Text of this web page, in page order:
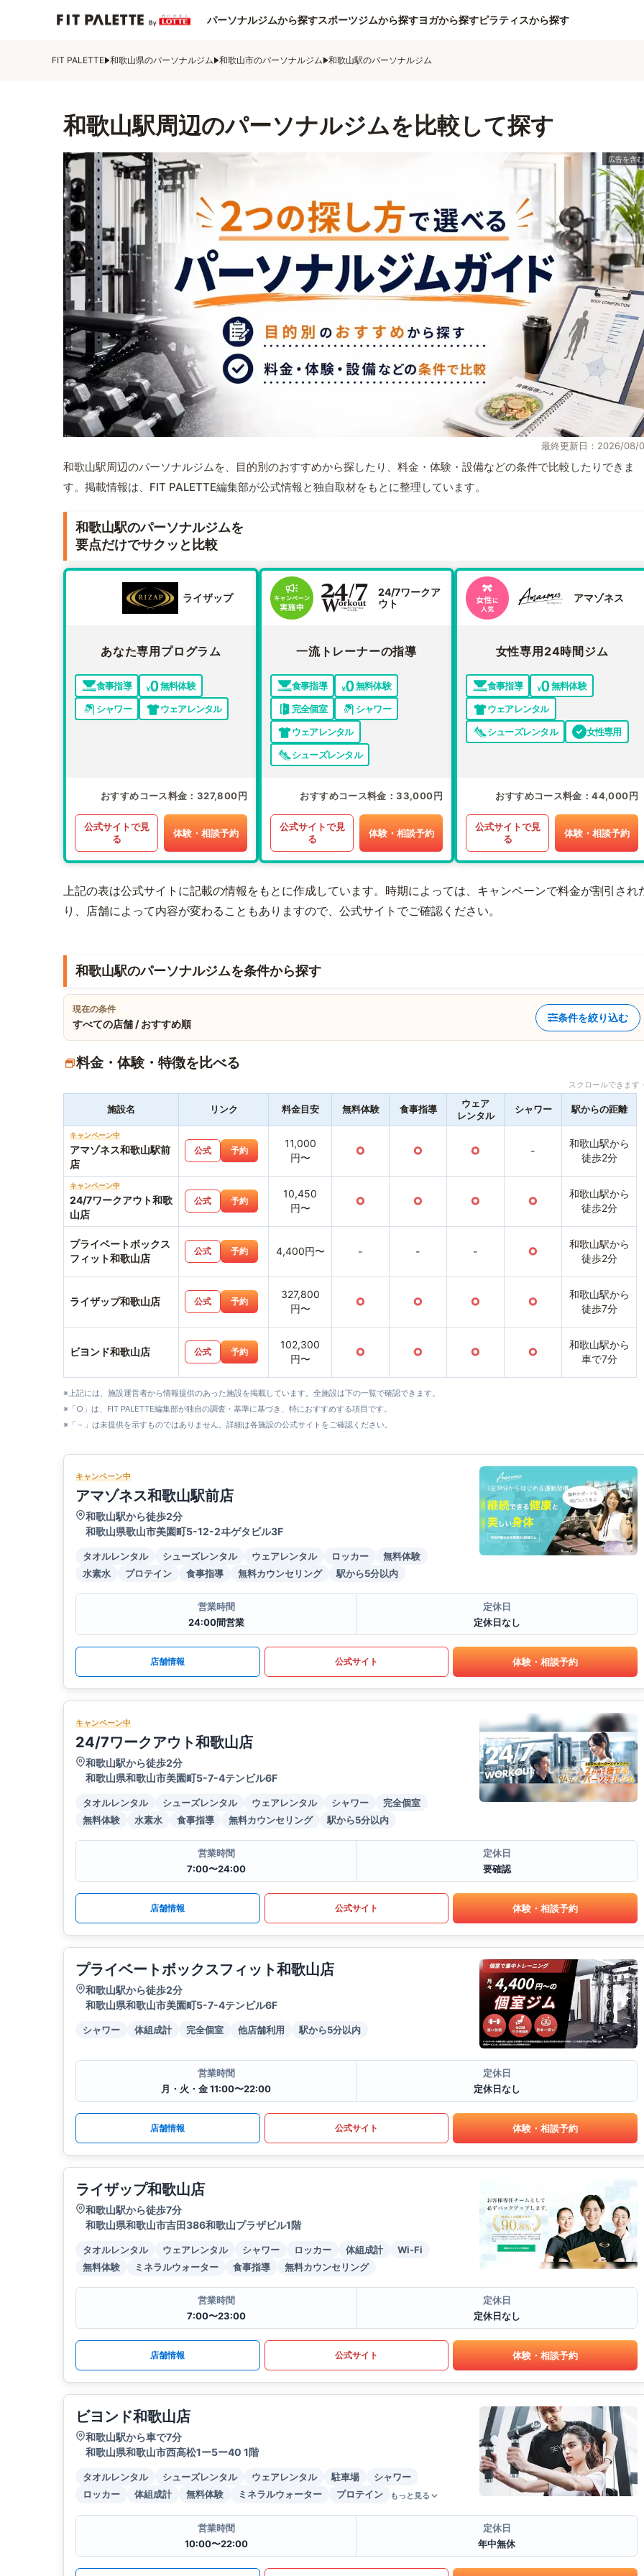
パーソナルジムから探すスポーツジムから探すヨガから探すピラティスから探す
FIT PALETTE 和歌山県のパーソナルジム 和歌山市のパーソナルジム 和歌山駅のパーソナルジム
和歌山駅周辺のパーソナルジムを比較して探す
最終更新日：2026/08/
和歌山駅周辺のパーソナルジムを、目的別のおすすめから探したり、料金・体験・設備などの条件で比較したりできま
す。掲載情報は、FIT PALETTE編集部が公式情報と独自取材をもとに整理しています。
和歌山駅のパーソナルジムを
要点だけでサクッと比較
ライザップ
あなた専用プログラム
食事指導
無料体験
シャワー
ウェアレンタル
おすすめコース料金 327,800円
公式サイトで見
る
体験・相談予約
24/7ワークア
ウト
一流トレーナーの指導
食事指導
無料体験
完全個室
シャワー
ウェアレンタル
シューズレンタル
おすすめコース料金 33,000円
公式サイトで見
る
体験・相談予約
アマゾネス
女性専用24時間ジム
食事指導
無料体験
ウェアレンタル
シューズレンタル
女性専用
おすすめコース料金 44,000円
公式サイトで見
る
体験・相談予約
上記の表は公式サイトに記載の情報をもとに作成しています。時期によっては、キャンペーンで料金が割引され
り、店舗によって内容が変わることもありますので、公式サイトでご確認ください。
和歌山駅のパーソナルジムを条件から探す
現在の条件
すべての店舗 / おすすめ順
条件を絞り込む
料金・体験・特徴を比べる
スクロールできま
施設名 リンク 料金目安 無料体験 食事指導
ウェア
レンタル
シャワー 駅からの距離
キャンペーン中
アマゾネス和歌山駅前
店
公式 予約
11,000
円〜
○ ○ ○ -
和歌山駅から
徒歩2分
キャンペーン中
24/7ワークアウト和歌
山店
公式 予約
10,450
円〜
○ ○ ○ ○
和歌山駅から
徒歩2分
プライベートボックス
フィット和歌山店
公式 予約 4,400円〜 - - - ○
和歌山駅から
徒歩2分
ライザップ和歌山店 公式 予約
327,800
円〜
○ ○ ○ ○
和歌山駅から
徒歩7分
ビヨンド和歌山店 公式 予約
102,300
円〜
○ ○ ○ ○
和歌山駅から
車で7分
※上記には、施設運営者から情報提供のあった施設を掲載しています。全施設は下の一覧で確認できます。
※「○」は、FIT PALETTE編集部が独自の調査・基準に基づき、特におすすめする項目です。
※「－」は未提供を示すものではありません。詳細は各施設の公式サイトをご確認ください。
キャンペーン中
アマゾネス和歌山駅前店
和歌山駅から徒歩2分
和歌山県歌山市美園町5-12-2ヰゲタビル3F
タオルレンタル シューズレンタル ウェアレンタル ロッカー
無料体験
水素水
プロテイン 食事指導 無料カウンセリング 駅から5分以内
営業時間
24:00間営業
定休日
定休日なし
店舗情報 公式サイト 体験・相談予約
キャンペーン中
24/7ワークアウト和歌山店
和歌山駅から徒歩2分
和歌山県和歌山市美園町5-7-4テンビル6F
タオルレンタル シューズレンタル ウェアレンタル シャワー
完全個室
無料体験
水素水 食事指導 無料カウンセリング 駅から5分以内
営業時間
7:00〜24:00
定休日
要確認
店舗情報 公式サイト 体験・相談予約
プライベートボックスフィット和歌山店
和歌山駅から徒歩2分
和歌山県和歌山市美園町5-7-4テンビル6F
シャワー 体組成計 完全個室 他店舗利用 駅から5分以内
営業時間
月・火・金 11:00〜22:00
定休日
定休日なし
店舗情報 公式サイト 体験・相談予約
ライザップ和歌山店
和歌山駅から徒歩7分
和歌山県和歌山市吉田386和歌山プラザビル1階
タオルレンタル ウェアレンタル シャワー ロッカー 体組成計
Wi-Fi
無料体験
ミネラルウォーター 食事指導 無料カウンセリング
営業時間
7:00〜23:00
定休日
定休日なし
店舗情報 公式サイト 体験・相談予約
ビヨンド和歌山店
和歌山駅から車で7分
和歌山県和歌山市西高松1ー5ー40 1階
タオルレンタル シューズレンタル ウェアレンタル 駐車場
シャワー
ロッカー
体組成計 無料体験 ミネラルウォーター プロテイン もっと見る
営業時間
10:00〜22:00
定休日
年中無休